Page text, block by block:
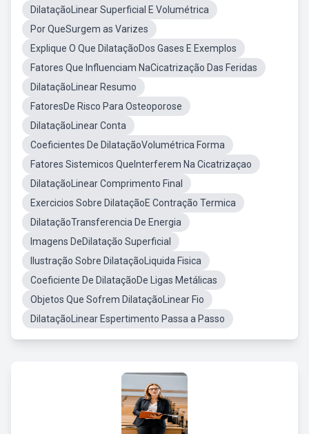
DilataçãoLinear Superficial E Volumétrica
Por QueSurgem as Varizes
Explique O Que DilataçãoDos Gases E Exemplos
Fatores Que Influenciam NaCicatrização Das Feridas
DilataçãoLinear Resumo
FatoresDe Risco Para Osteoporose
DilataçãoLinear Conta
Coeficientes De DilataçãoVolumétrica Forma
Fatores Sistemicos QueInterferem Na Cicatrizaçao
DilataçãoLinear Comprimento Final
Exercicios Sobre DilataçãoE Contração Termica
DilataçãoTransferencia De Energia
Imagens DeDilatação Superficial
Ilustração Sobre DilataçãoLiquida Fisica
Coeficiente De DilataçãoDe Ligas Metálicas
Objetos Que Sofrem DilataçãoLinear Fio
DilataçãoLinear Espertimento Passa a Passo